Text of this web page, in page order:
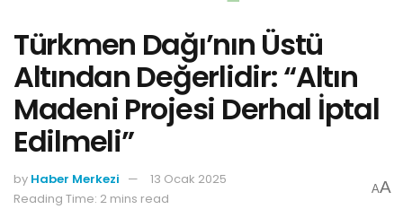
Türkmen Dağı’nın Üstü
Altından Değerlidir: “Altın
Madeni Projesi Derhal İptal
Edilmeli”
by Haber Merkezi
13 Ocak 2025
Reading Time: 2 mins read
AA